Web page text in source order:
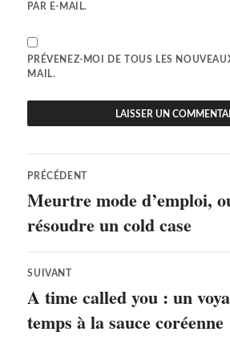
PAR E-MAIL.
PRÉVENEZ-MOI DE TOUS LES
MAIL.
Navigation
de
l’article
PRÉCÉDENT
Article
Meurtre mode d’emploi,
résoudre un cold case
SUIVANT
Article
A time called you : un
temps à la sauce coréenne